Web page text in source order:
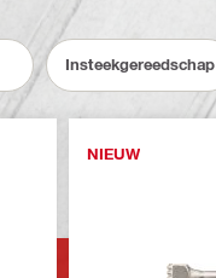
Insteekgereedschap
NIEUW